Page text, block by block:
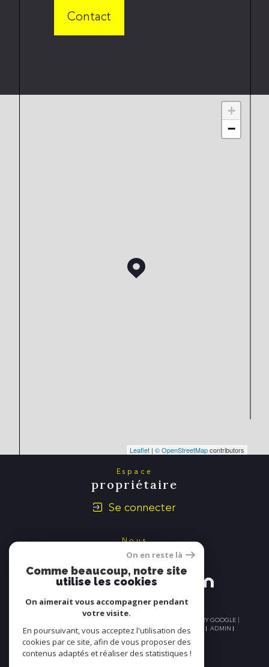
+
−
Leaflet | © OpenStreetMapcontributors
Contact
Espace
propriétaire
Se connecter
Nous
adhérons
© 2026 | TOUS DROITS RÉSERVÉS | TRADUCTION POWERED BY GOOGLE |
NOS HONORAIRES
PLAN DU SITE MENTIONS LÉGALES
ADMIN
NOS LIENS
POLITIQUE RGPD
On en reste là
Comme beaucoup, notre site
utilise les cookies
On aimerait vous accompagner pendant
votre visite.
En poursuivant, vous acceptez l'utilisation des
cookies par ce site, afin de vous proposer des
contenus adaptés et réaliser des statistiques !